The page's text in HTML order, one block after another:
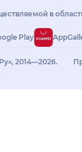
в
Play
2014—2026.